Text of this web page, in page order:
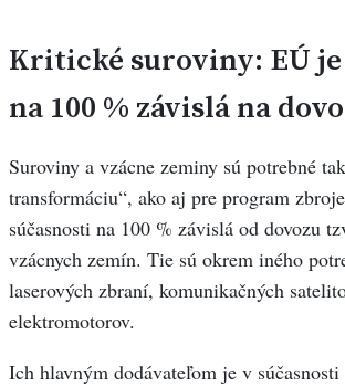
Kritické suroviny: EÚ
na 100 % závislá na
Suroviny a vzácne zeminy sú potrebné
transformáciu“, ako aj pre program
súčasnosti na 100 % závislá od dovozu
vzácnych zemín. Tie sú okrem iného
laserových zbraní, komunikačných
elektromotorov.
Ich hlavným dodávateľom je v